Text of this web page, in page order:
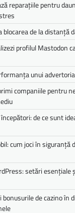
reparațiile pentru
blocarea de la distanță
profilul Mastodon
unui
companiile pentru
de ce sunt
cum joci în siguranță
setări esențiale
de cazino în